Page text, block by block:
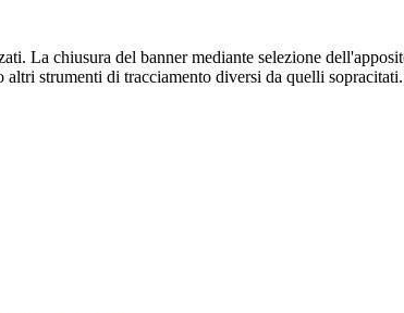
La chiusura del banner mediante selezione
strumenti di tracciamento diversi da quelli sopracitati.